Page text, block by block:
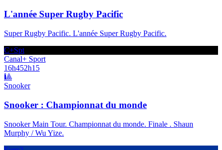
L'année Super Rugby Pacific
Super Rugby Pacific. L'année Super Rugby Pacific.
C+Spt
Canal+ Sport
16h452h15
🎱
Snooker
Snooker : Championnat du monde
Snooker Main Tour. Championnat du monde. Finale . Shaun
Murphy / Wu Yize.